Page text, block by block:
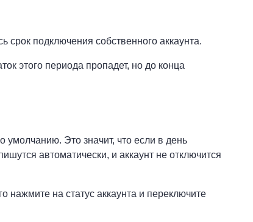
срок подключения собственного аккаунта.
этого периода пропадет, но до конца
умолчанию. Это значит, что если в день
автоматически, и аккаунт не отключится
нажмите на статус аккаунта и переключите